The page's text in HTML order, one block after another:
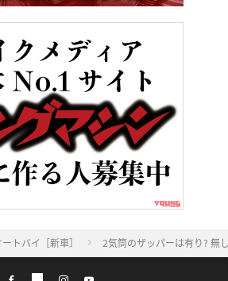
トバイ［新車］ 2気筒のザッパーは有り? 無